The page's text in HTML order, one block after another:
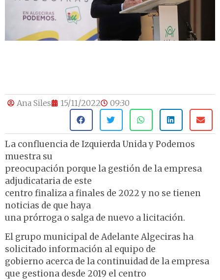
Ana Siles 15/11/2022 09:30
La confluencia de Izquierda Unida y Podemos
muestra su
preocupación porque la gestión de la empresa
adjudicataria de este
centro finaliza a finales de 2022 y no se tienen
noticias de que haya
una prórroga o salga de nuevo a licitación.
El grupo municipal de Adelante Algeciras ha
solicitado información al equipo de
gobierno acerca de la continuidad de la empresa
que gestiona desde 2019 el centro